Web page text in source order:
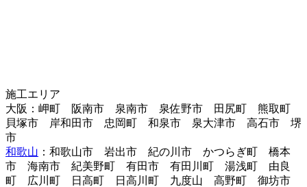
施工エリア
大阪：岬町 阪南市 泉南市 泉佐野市 田尻町 熊取町
貝塚市 岸和田市 忠岡町 和泉市 泉大津市 高石市 堺
市
和歌山 ：和歌山市 岩出市 紀の川市 かつらぎ町 橋本
市 海南市 紀美野町 有田市 有田川町 湯浅町 由良
町 広川町 日高町 日高川町 九度山 高野町 御坊市